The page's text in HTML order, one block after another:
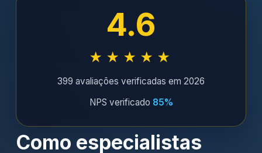
4.6
★★★★★
399 avaliações verificadas em 2026
NPS verificado 85%
Como especialistas